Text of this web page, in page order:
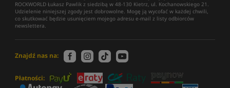
ROCKWORLD Łukasz Pawlik z siedzibą w 48-130 Kietrz, ul. Kochanowskiego 21.
Udzielenie niniejszej zgody jest dobrowolne. Mogę ją wycofać w każdej chwili,
co skutkować będzie usunięciem mojego adresu e-mail z listy odbiorców
newslettera.
Znajdź nas na:
Płatności: